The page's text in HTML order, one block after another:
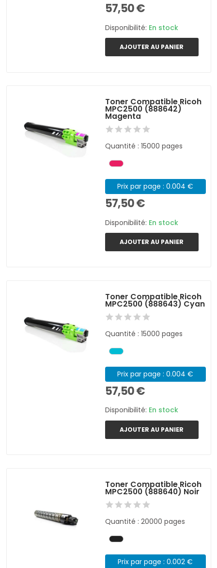
57,50 €
Disponibilité: En stock
AJOUTER AU PANIER
Toner Compatible Ricoh
MPC2500 (888642)
Magenta
Quantité : 15000 pages
Prix par page : 0.004 €
57,50 €
Disponibilité: En stock
AJOUTER AU PANIER
Toner Compatible Ricoh
MPC2500 (888643) Cyan
Quantité : 15000 pages
Prix par page : 0.004 €
57,50 €
Disponibilité: En stock
AJOUTER AU PANIER
Toner Compatible Ricoh
MPC2500 (888640) Noir
Quantité : 20000 pages
Prix par page : 0.002 €